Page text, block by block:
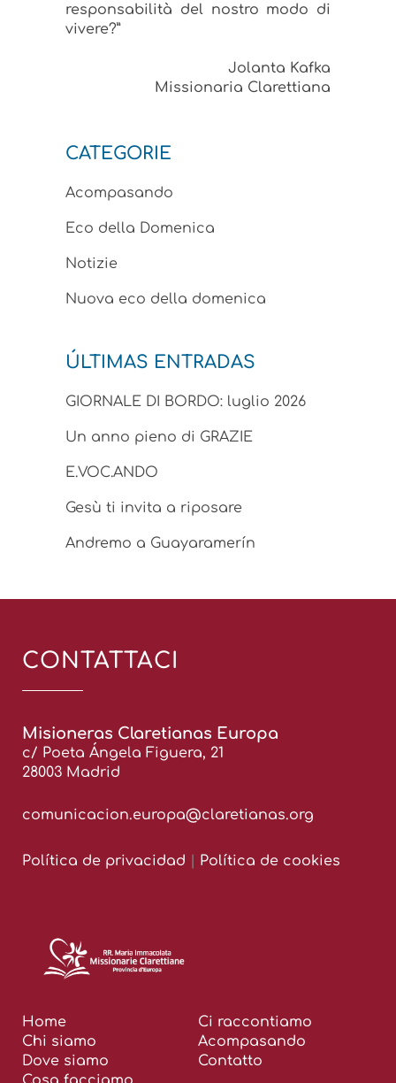
responsabilità del nostro modo di
vivere?”
Jolanta Kafka
Missionaria Clarettiana
CATEGORIE
Acompasando
Eco della Domenica
Notizie
Nuova eco della domenica
ÚLTIMAS ENTRADAS
GIORNALE DI BORDO: luglio 2026
Un anno pieno di GRAZIE
E.VOC.ANDO
Gesù ti invita a riposare
Andremo a Guayaramerín
CONTATTACI
Misioneras Claretianas Europa
c/ Poeta Ángela Figuera, 21
28003 Madrid
comunicacion.europa@claretianas.org
Política de privacidad Política de cookies
Home
Chi siamo
Dove siamo
Ci raccontiamo
Acompasando
Contatto